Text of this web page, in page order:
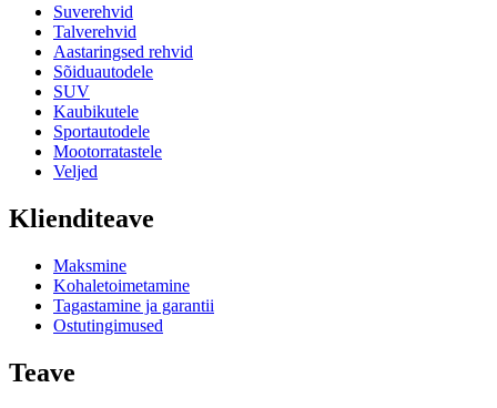
Suverehvid
Talverehvid
Aastaringsed rehvid
Sõiduautodele
SUV
Kaubikutele
Sportautodele
Mootorratastele
Veljed
Klienditeave
Maksmine
Kohaletoimetamine
Tagastamine ja garantii
Ostutingimused
Teave